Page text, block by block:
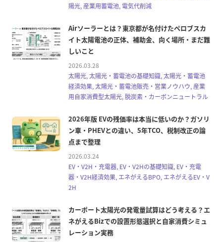
陽光, 産業用蓄電池, 電気代削減
Airソーラーとは？東京都が名付けたペロブスカ
イト太陽電池の正体、補助金、向く場所・まだ難
しいこと
2026.03.28
太陽光, 太陽光・蓄電池の基礎知識, 太陽光・蓄電池
経済効果, 太陽光・蓄電池販売・営業ノウハウ, 産業
用自家消費型太陽光, 脱炭素・カーボンニュートラル
2026年版 EVの残価率は本当に低いのか？ガソリ
ン車・PHEVとの違い、5年TCO、税制改正の論
点まで整理
2026.03.24
EV・V2H・充電器, EV・V2Hの基礎知識, EV・充電
器・V2H経済効果, エネがえるBPO, エネがえるEV・V
2H
カーポート太陽光の発電量試算はどう考える？エ
ネがえるBizでの設置形態選択と自家消費シミュ
レーション実務